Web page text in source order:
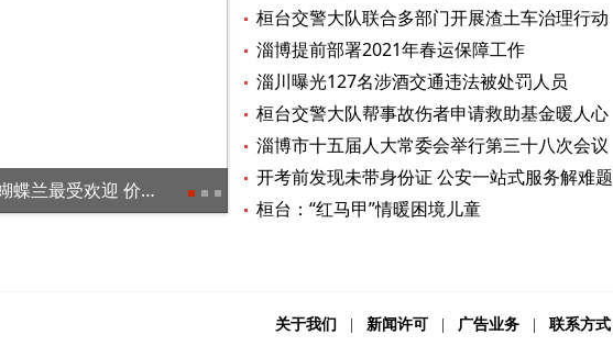
春节临近“年花”热销：蝴蝶兰最受欢迎 价格略有回落 “空中铁骑”显效能 张店交警利用无人机对违法渣土车进行空中巡查
桓台交警大队联合多部门开展渣土车治理行动
淄博提前部署2021年春运保障工作
淄川曝光127名涉酒交通违法被处罚人员
桓台交警大队帮事故伤者申请救助基金暖人心
淄博市十五届人大常委会举行第三十八次会议
开考前发现未带身份证 公安一站式服务解难题
桓台：“红马甲”情暖困境儿童
关于我们 新闻许可 广告业务 联系方式